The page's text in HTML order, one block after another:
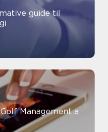
guide til
Management a